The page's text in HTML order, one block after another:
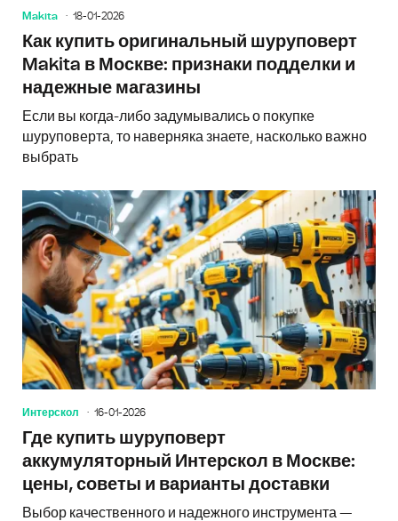
Makita 18-01-2026
Как купить оригинальный шуруповерт
Makita в Москве: признаки подделки и
надежные магазины
Если вы когда-либо задумывались о покупке
шуруповерта, то наверняка знаете, насколько важно
выбрать
Интерскол 16-01-2026
Где купить шуруповерт
аккумуляторный Интерскол в Москве:
цены, советы и варианты доставки
Выбор качественного и надежного инструмента —